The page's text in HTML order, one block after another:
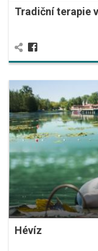
Tradiční terapie
Hévíz